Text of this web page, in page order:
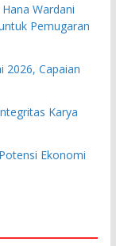
Wardani
Pemugaran
2026, Capaian
Karya
Ekonomi